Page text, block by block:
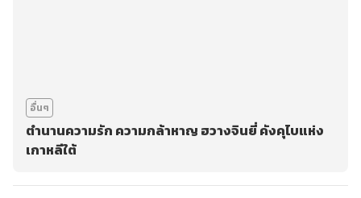
อื่นๆ
ตำนานความรัก ความกล้าหาญ ฮวางจินยี่ คังคุไบแห่ง
เกาหลีใต้